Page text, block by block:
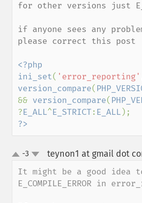
for other versions just
if anyone sees any
please correct this post
<?php
ini_set( 'error_reporting'
version_compare(
&& version_compare(
?E_ALL^E_STRICT: E_ALL
?>
up-3 teynon1 at gmail dot
It might be a good idea
E_COMPILE_ERROR in